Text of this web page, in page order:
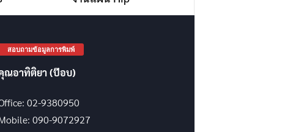
สอบถามข้อมูลการพิมพ์
ณอาทิติยา (ป๊อบ)
02-9380950
090-9072927